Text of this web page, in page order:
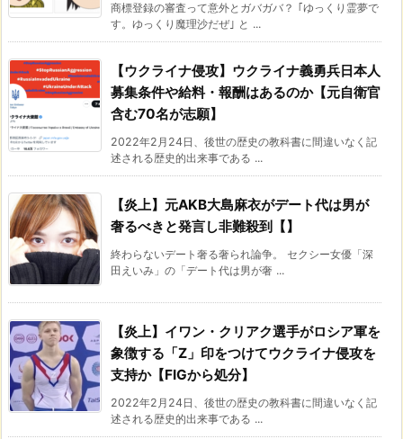
商標登録の審査って意外とガバガバ？ ｢ゆっくり霊夢で
す。ゆっくり魔理沙だぜ｣ と ...
【ウクライナ侵攻】ウクライナ義勇兵日本人
募集条件や給料・報酬はあるのか【元自衛官
含む70名が志願】
2022年2月24日、後世の歴史の教科書に間違いなく記
述される歴史的出来事である ...
【炎上】元AKB大島麻衣がデート代は男が
奢るべきと発言し非難殺到【】
終わらないデート奢る奢られ論争。 セクシー女優「深
田えいみ」の「デート代は男が奢 ...
【炎上】イワン・クリアク選手がロシア軍を
象徴する「Z」印をつけてウクライナ侵攻を
支持か【FIGから処分】
2022年2月24日、後世の歴史の教科書に間違いなく記
述される歴史的出来事である ...